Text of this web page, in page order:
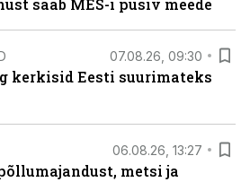
saab MES-i püsiv meede
07.08.26, 09:30
kerkisid Eesti suurimateks
06.08.26, 13:27
metsi ja